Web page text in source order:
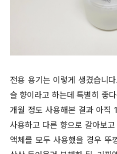
전용 용기는 이렇게 생겼습니
슬 향이라고 하는데 특별히 좋
개월 정도 사용해본 결과 아직
사용하고 다른 향으로 갈아보
액체를 모두 사용했을 경우 뚜